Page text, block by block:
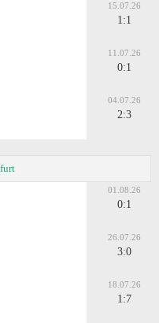
15.07.26
1:1
11.07.26
0:1
04.07.26
2:3
01.08.26
0:1
26.07.26
3:0
18.07.26
1:7